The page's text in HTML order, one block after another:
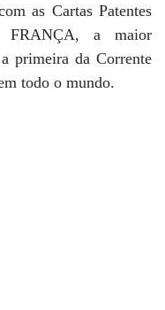
as Cartas Patentes
FRANÇA, a maior
primeira da Corrente
todo o mundo.